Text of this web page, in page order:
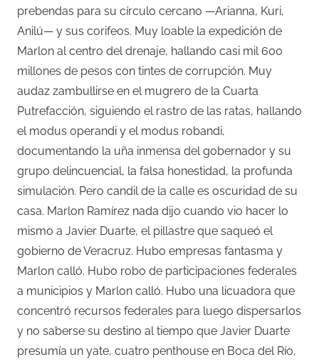
prebendas para su círculo cercano —Arianna, Kuri,
Anilú— y sus corifeos. Muy loable la expedición de
Marlon al centro del drenaje, hallando casi mil 600
millones de pesos con tintes de corrupción. Muy
audaz zambullirse en el mugrero de la Cuarta
Putrefacción, siguiendo el rastro de las ratas, hallando
el modus operandi y el modus robandi,
documentando la uña inmensa del gobernador y su
grupo delincuencial, la falsa honestidad, la profunda
simulación. Pero candil de la calle es oscuridad de su
casa. Marlon Ramírez nada dijo cuando vio hacer lo
mismo a Javier Duarte, el pillastre que saqueó el
gobierno de Veracruz. Hubo empresas fantasma y
Marlon calló. Hubo robo de participaciones federales
a municipios y Marlon calló. Hubo una licuadora que
concentró recursos federales para luego dispersarlos
y no saberse su destino al tiempo que Javier Duarte
presumía un yate, cuatro penthouse en Boca del Río,